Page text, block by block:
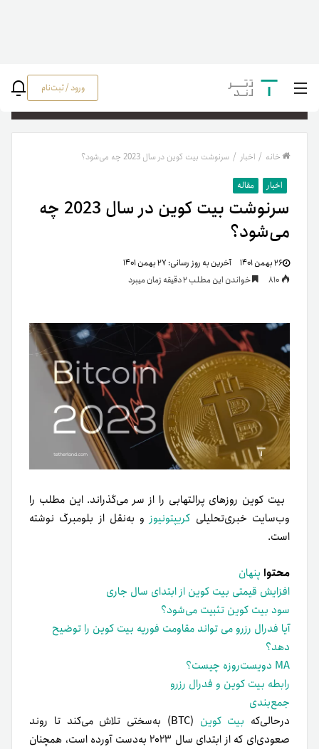
ورود / ثبت‌نام
خانه / اخبار / سرنوشت بیت‌ کوین در سال 2023 چه می‌شود؟
اخبار مقاله
سرنوشت بیت‌ کوین در سال 2023 چه
می‌شود؟
۲۶ بهمن ۱۴۰۱ آخرین به روز رسانی:۲۷ بهمن ۱۴۰۱
خواندن این مطلب 2 دقیقه زمان میبرد
بیت کوین روزهای پر‌التهابی را از سر می‌گذراند. این مطلب را
وب‌سایت خبری‌تحلیلی‌ کریپتونیوزو به‌نقل از بلومبرگ نوشته
است.
محتوا پنهان
افزایش قیمتی بیت کوین از ابتدای سال جاری
سود بیت کوین تثبیت می‌شود؟
آیا فدرال رزرو می تواند مقاومت فوریه بیت کوین را توضیح
دهد؟
MA دویست‌روزه چیست؟
رابطه بیت کوین و فدرال رزرو
جمع‌بندی
در‌حالی‌که بیت کوین
(BTC) به‌سختی تلاش می‌کند تا روند
صعودی‌ای که از ابتدای سال ۲۰۲۳ به‌دست آورده است، همچنان